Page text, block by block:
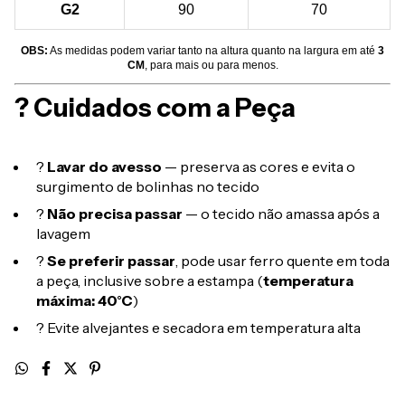
G2 90 70
OBS: As medidas podem variar tanto na altura quanto na largura em até 3
CM, para mais ou para menos.
? Cuidados com a Peça
? Lavar do avesso — preserva as cores e evita o
surgimento de bolinhas no tecido
? Não precisa passar — o tecido não amassa após a
lavagem
? Se preferir passar , pode usar ferro quente em toda
a peça, inclusive sobre a estampa (temperatura
máxima: 40°C)
? Evite alvejantes e secadora em temperatura alta